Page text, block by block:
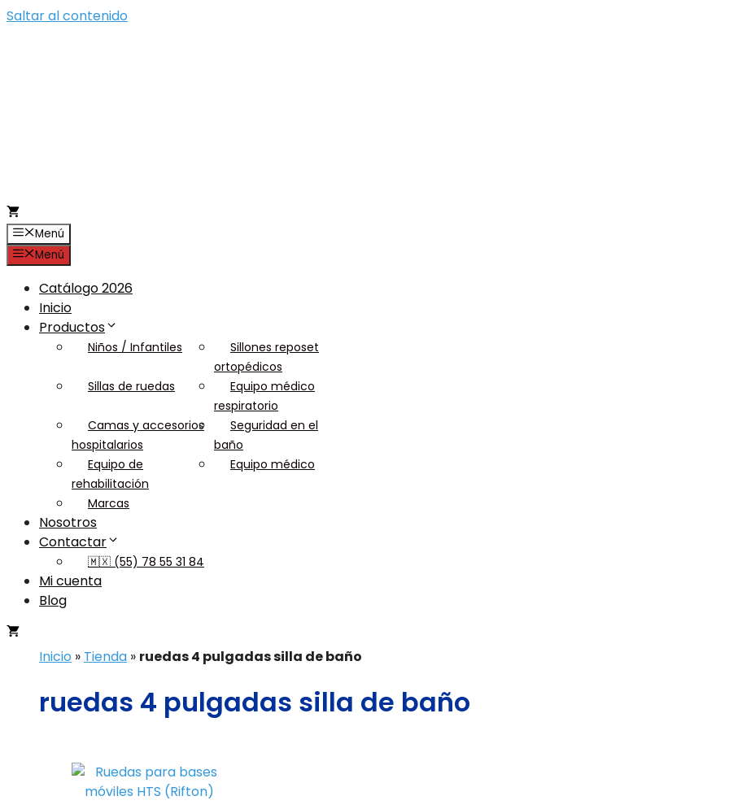
Saltar al contenido
Menú
Menú
Catálogo 2026
Inicio
Productos
Niños / Infantiles
Sillones reposet
ortopédicos
Sillas de ruedas
Equipo médico
respiratorio
Camas y accesorios
hospitalarios
Seguridad en el
baño
Equipo de
rehabilitación
Equipo médico
Marcas
Nosotros
Contactar
🇲🇽 (55) 78 55 31 84
Mi cuenta
Blog
Inicio » Tienda » ruedas 4 pulgadas silla de baño
ruedas 4 pulgadas silla de baño